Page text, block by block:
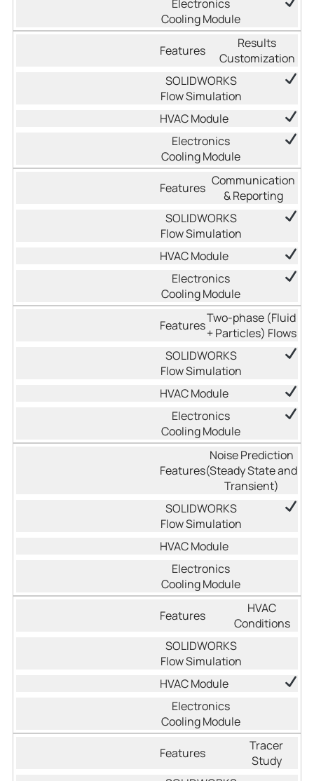
Results
Customization
Communication
& Reporting
Two-phase (Fluid
+ Particles) Flows
Noise Prediction
(Steady State and
Transient)
HVAC
Conditions
Tracer
Study